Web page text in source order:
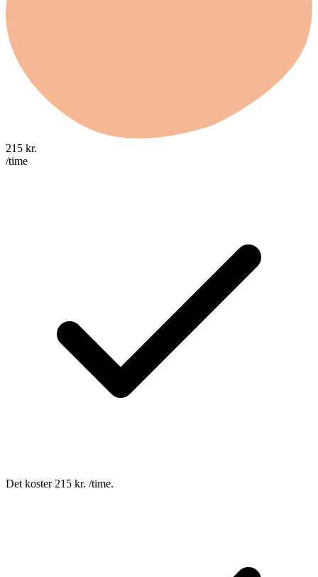
215 kr.
/time
Det koster 215 kr. /time.